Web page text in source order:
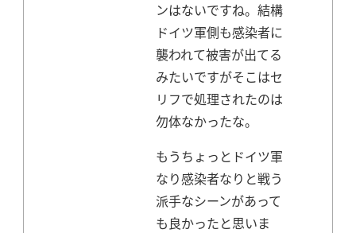
ンはないですね。結構
ドイツ軍側も感染者に
襲われて被害が出てる
みたいですがそこはセ
リフで処理されたのは
勿体なかったな。
もうちょっとドイツ軍
なり感染者なりと戦う
派手なシーンがあって
も良かったと思いま